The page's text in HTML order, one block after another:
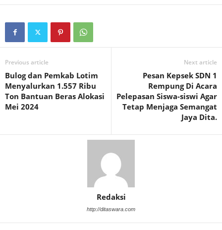
Previous article
Bulog dan Pemkab Lotim
Menyalurkan 1.557 Ribu
Ton Bantuan Beras Alokasi
Mei 2024
Next article
Pesan Kepsek SDN 1
Rempung Di Acara
Pelepasan Siswa-siswi Agar
Tetap Menjaga Semangat
Jaya Dita.
Redaksi
http://ditaswara.com